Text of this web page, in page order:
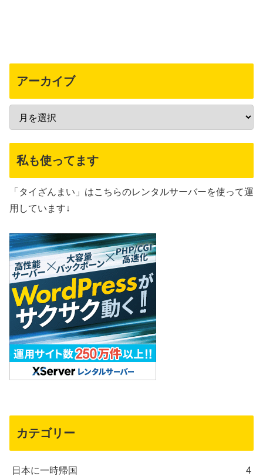
アーカイブ
私も使ってます
「タイざんまい」はこちらのレンタルサーバーを使って運
用しています↓
カテゴリー
日本に一時帰国 4